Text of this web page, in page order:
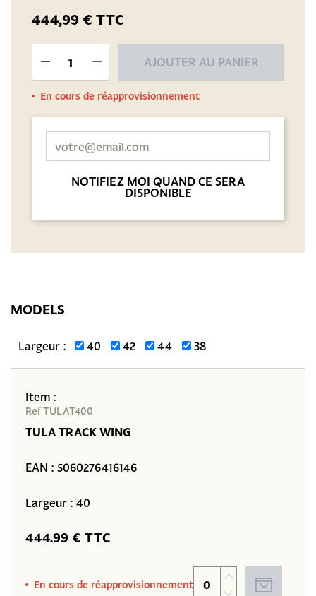
444,99 € TTC
AJOUTER AU PANIER
En cours de réapprovisionnement
NOTIFIEZ MOI QUAND CE SERA
DISPONIBLE
MODELS
Largeur : 40 42 44 38
Item :
Ref TULAT400
TULA TRACK WING
EAN : 5060276416146
Largeur : 40
444.99 € TTC
En cours de réapprovisionnement